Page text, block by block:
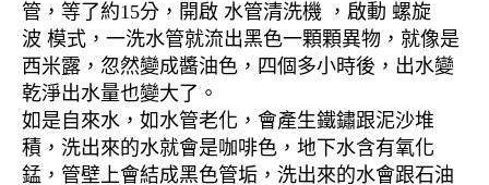
管，等了約15分，開啟 水管清洗機 ，啟動 螺旋
波 模式，一洗水管就流出黑色一顆顆異物，就像是
西米露，忽然變成醬油色，四個多小時後，出水變
乾淨出水量也變大了。
如是自來水，如水管老化，會產生鐵鏽跟泥沙堆
積，洗出來的水就會是咖啡色，地下水含有氧化
錳，管壁上會結成黑色管垢，洗出來的水會跟石油